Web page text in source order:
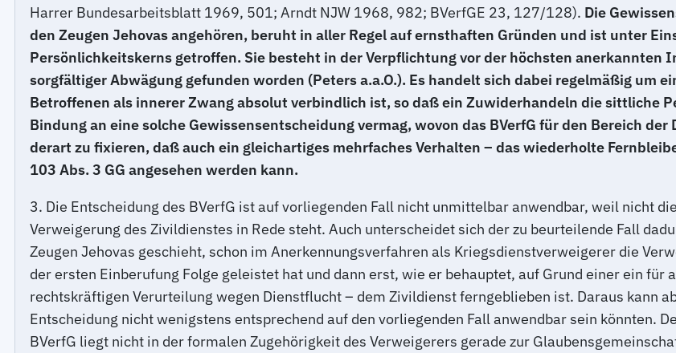
Harrer Bundesarbeitsblatt 1969, 501; Arndt NJW 1968, 982; BVerfGE 23, 127/128). Die
den Zeugen Jehovas angehören, beruht in aller Regel auf ernsthaften Gründen und ist unter
Persönlichkeitskerns getroffen. Sie besteht in der Verpflichtung vor der höchsten anerkannten
sorgfältiger Abwägung gefunden worden (Peters a.a.O.). Es handelt sich dabei regelmäßig um
Betroffenen als innerer Zwang absolut verbindlich ist, so daß ein Zuwiderhandeln die sittliche
Bindung an eine solche Gewissensentscheidung vermag, wovon das BVerfG für den Bereich
derart zu fixieren, daß auch ein gleichartiges mehrfaches Verhalten – das wiederholte
103 Abs. 3 GG angesehen werden kann.
3. Die Entscheidung des BVerfG ist auf vorliegenden Fall nicht unmittelbar anwendbar, weil nicht
Verweigerung des Zivildienstes in Rede steht. Auch unterscheidet sich der zu beurteilende Fall
Zeugen Jehovas geschieht, schon im Anerkennungsverfahren als Kriegsdienstverweigerer die
der ersten Einberufung Folge geleistet hat und dann erst, wie er behauptet, auf Grund einer ein
rechtskräftigen Verurteilung wegen Dienstflucht – dem Zivildienst ferngeblieben ist. Daraus kann
Entscheidung nicht wenigstens entsprechend auf den vorliegenden Fall anwendbar sein könnten.
BVerfG liegt nicht in der formalen Zugehörigkeit des Verweigerers gerade zur